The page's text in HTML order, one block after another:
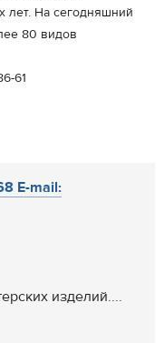
лет. На сегодняшний
80 видов
61
E-mail:
изделий....